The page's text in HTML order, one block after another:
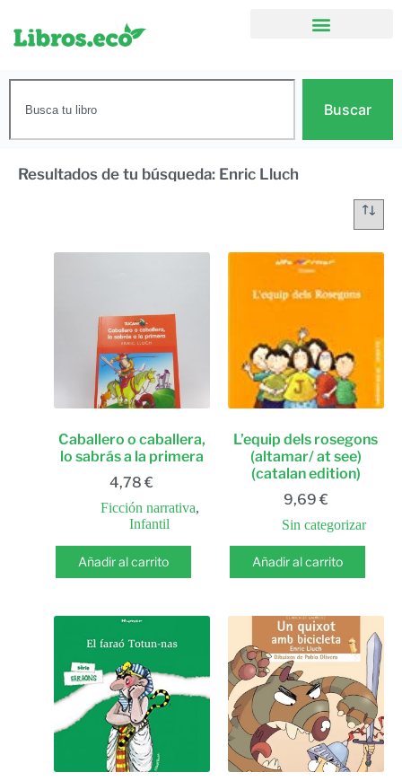
Buscar
Resultados de tu búsqueda: Enric Lluch
Caballero o caballera,
lo sabrás a la primera
4,78€
Ficción narrativa,
Infantil
Añadir al carrito
L’equip dels rosegons
(altamar/ at see)
(catalan edition)
9,69 €
Sin categorizar
Añadir al carrito